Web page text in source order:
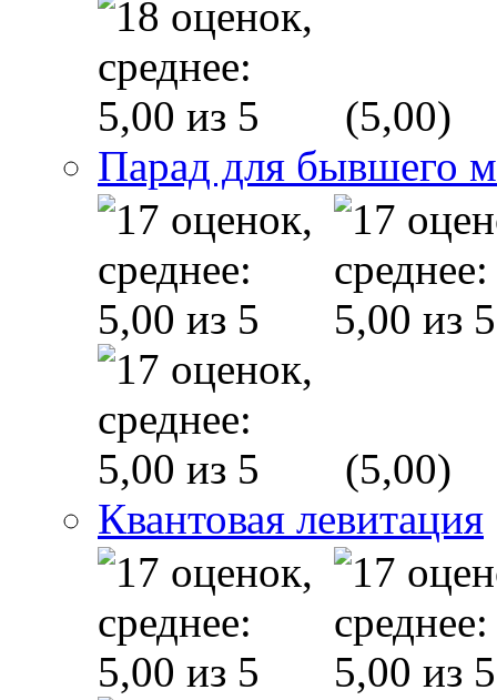
(5,00)
Парад для бывшего
(5,00)
Квантовая левитация